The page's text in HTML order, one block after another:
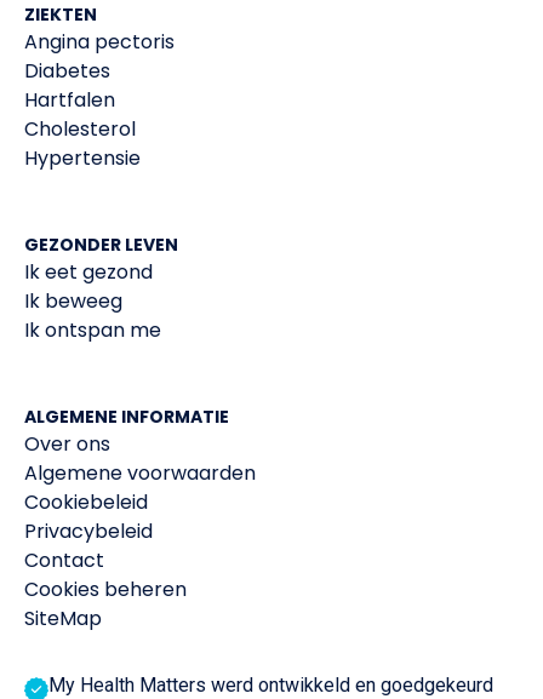
ZIEKTEN
Angina pectoris
Diabetes
Hartfalen
Cholesterol
Hypertensie
GEZONDER LEVEN
Ik eet gezond
Ik beweeg
Ik ontspan me
ALGEMENE INFORMATIE
Over ons
Algemene voorwaarden
Cookiebeleid
Privacybeleid
Contact
Cookies beheren
SiteMap
My Health Matters werd ontwikkeld en goedgekeurd